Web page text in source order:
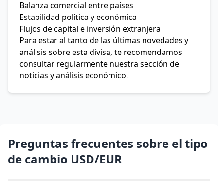
Balanza comercial entre países
Estabilidad política y económica
Flujos de capital e inversión extranjera
Para estar al tanto de las últimas novedades y
análisis sobre esta divisa, te recomendamos
consultar regularmente nuestra sección de
noticias y análisis económico.
Preguntas frecuentes sobre el tipo
de cambio USD/EUR